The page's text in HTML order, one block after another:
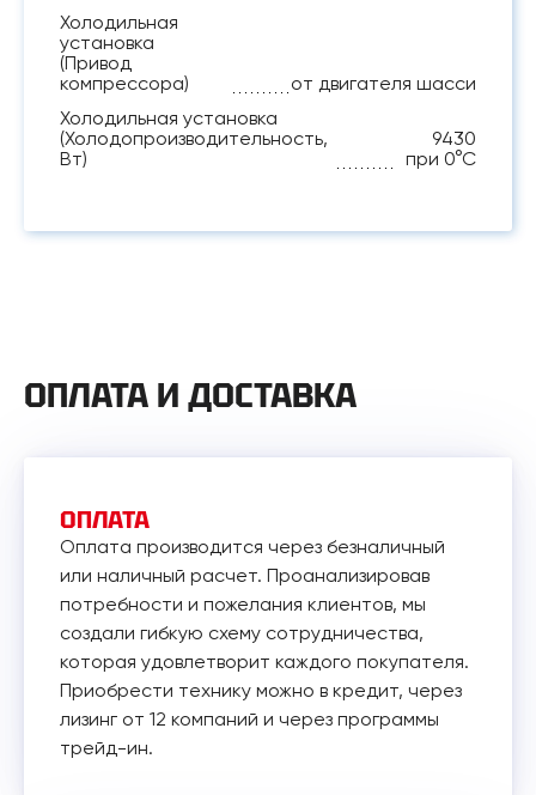
Холодильная
установка
(Привод
компрессора)
от двигателя шасси
Холодильная установка
(Холодопроизводительность,
Вт)
9430
при 0°С
ОПЛАТА И ДОСТАВКА
ОПЛАТА
Оплата производится через безналичный
или наличный расчет. Проанализировав
потребности и пожелания клиентов, мы
создали гибкую схему сотрудничества,
которая удовлетворит каждого покупателя.
Приобрести технику можно в кредит, через
лизинг от 12 компаний и через программы
трейд-ин.